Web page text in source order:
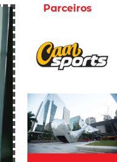
Parceiros